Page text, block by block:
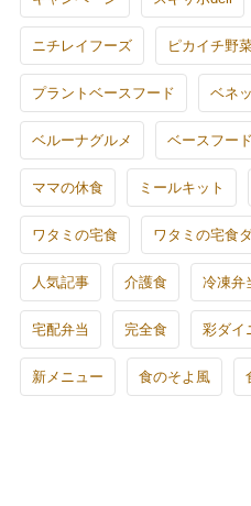
ニチレイフーズ ピカイチ野
プラントベースフード ベネ
ベルーナグルメ ベースフード
ママの休食 ミールキット
ワタミの宅食 ワタミの宅食
人気記事 介護食 冷凍弁
宅配弁当 完全食 彩ダイ
新メニュー 食のそよ風